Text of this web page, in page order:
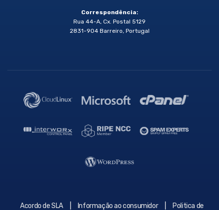
Correspondência:
Rua 44-A, Cx. Postal 5129
2831-904 Barreiro, Portugal
Acordo de SLA Informação ao consumidor Politica de